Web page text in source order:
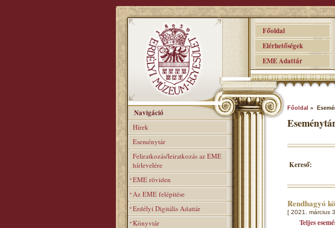
Főoldal
Elérhetőségek
EME Adattár
Navigáció
Hírek
Eseménytár
Feliratkozás/leiratkozás az EME
hírlevelére
EME röviden
Az EME felépitése
Erdélyi Digitális Adattár
Könyvtár
Főoldal »
Kereső:
Rendhagyó
[ 2021. március
Teljes